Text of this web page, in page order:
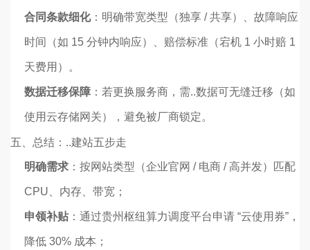
合同条款细化：明确带宽类型（独享 / 共享）、故障响应
时间（如 15 分钟内响应）、赔偿标准（宕机 1 小时赔 1
天费用）。
数据迁移保障 ：若更换服务商，需..数据可无缝迁移（如
使用云存储网关），避免被厂商锁定。
五、总结：..建站五步走
明确需求 ：按网站类型（企业官网 / 电商 / 高并发）匹配
CPU、内存、带宽；
申领补贴：通过贵州枢纽算力调度平台申请 “云使用券”，
降低 30% 成本；